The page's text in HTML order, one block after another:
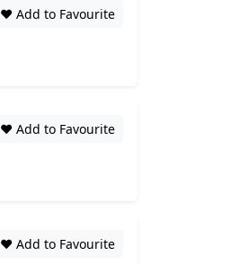
❤️ Add to Favourite
❤️ Add to Favourite
❤️ Add to Favourite